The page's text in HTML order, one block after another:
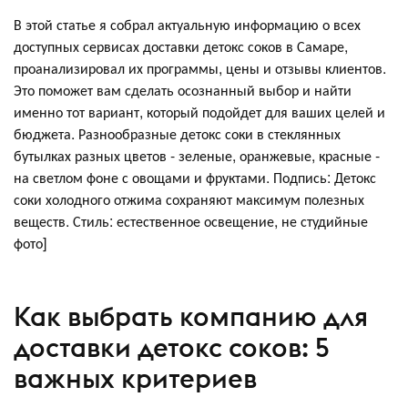
В этой статье я собрал актуальную информацию о всех
доступных сервисах доставки детокс соков в Самаре,
проанализировал их программы, цены и отзывы клиентов.
Это поможет вам сделать осознанный выбор и найти
именно тот вариант, который подойдет для ваших целей и
бюджета. Разнообразные детокс соки в стеклянных
бутылках разных цветов - зеленые, оранжевые, красные -
на светлом фоне с овощами и фруктами. Подпись: Детокс
соки холодного отжима сохраняют максимум полезных
веществ. Стиль: естественное освещение, не студийные
фото]
Как выбрать компанию для
доставки детокс соков: 5
важных критериев